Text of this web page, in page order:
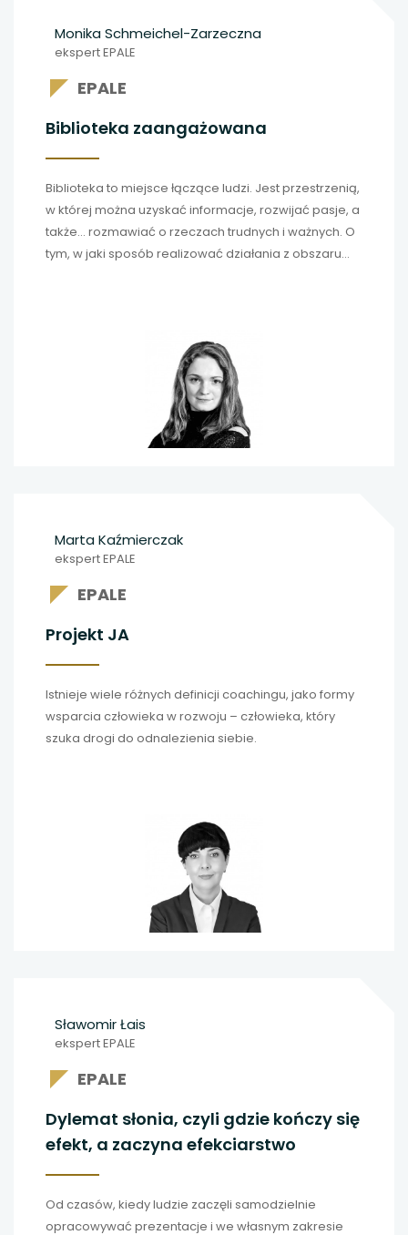
Monika Schmeichel-Zarzeczna
ekspert EPALE
EPALE
Biblioteka zaangażowana
Biblioteka to miejsce łączące ludzi. Jest przestrzenią,
w której można uzyskać informacje, rozwijać pasje, a
także… rozmawiać o rzeczach trudnych i ważnych. O
tym, w jaki sposób realizować działania z obszaru
Szczecinie w rozmowie z Moniką Schmeichel-
Marta Kaźmierczak
ekspert EPALE
EPALE
Projekt JA
Istnieje wiele różnych definicji coachingu, jako formy
wsparcia człowieka w rozwoju – człowieka, który
szuka drogi do odnalezienia siebie.
Sławomir Łais
ekspert EPALE
EPALE
Dylemat słonia, czyli gdzie kończy się
efekt, a zaczyna efekciarstwo
Od czasów, kiedy ludzie zaczęli samodzielnie
opracowywać prezentacje i we własnym zakresie